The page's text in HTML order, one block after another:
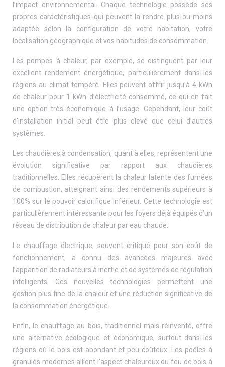
l’impact environnemental. Chaque technologie possède ses
propres caractéristiques qui peuvent la rendre plus ou moins
adaptée selon la configuration de votre habitation, votre
localisation géographique et vos habitudes de consommation.
Les pompes à chaleur, par exemple, se distinguent par leur
excellent rendement énergétique, particulièrement dans les
régions au climat tempéré. Elles peuvent offrir jusqu’à 4 kWh
de chaleur pour 1 kWh d’électricité consommé, ce qui en fait
une option très économique à l’usage. Cependant, leur coût
d’installation initial peut être plus élevé que celui d’autres
systèmes.
Les chaudières à condensation, quant à elles, représentent une
évolution significative par rapport aux chaudières
traditionnelles. Elles récupèrent la chaleur latente des fumées
de combustion, atteignant ainsi des rendements supérieurs à
100% sur le pouvoir calorifique inférieur. Cette technologie est
particulièrement intéressante pour les foyers déjà équipés d’un
réseau de distribution de chaleur par eau chaude.
Le chauffage électrique, souvent critiqué pour son coût de
fonctionnement, a connu des avancées majeures avec
l’apparition de radiateurs à inertie et de systèmes de régulation
intelligents. Ces nouvelles technologies permettent une
gestion plus fine de la chaleur et une réduction significative de
la consommation énergétique.
Enfin, le chauffage au bois, traditionnel mais réinventé, offre
une alternative écologique et économique, surtout dans les
régions où le bois est abondant et peu coûteux. Les poêles à
granulés modernes allient l’aspect chaleureux du feu de bois à